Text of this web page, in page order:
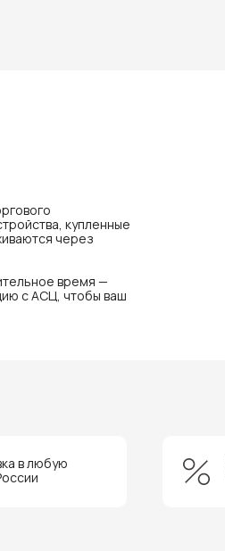
купленные
через
время —
с АСЦ, чтобы ваш
в любую